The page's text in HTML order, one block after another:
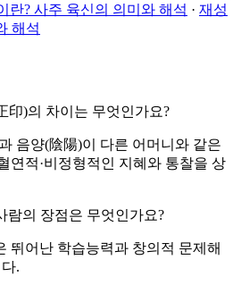
란? 사주 육신의 의미와 해석 · 재성
해석
印)의 차이는 무엇인가요?
음양(陰陽)이 다른 어머니와 같은
연적·비정형적인 지혜와 통찰을 상
람의 장점은 무엇인가요?
뛰어난 학습능력과 창의적 문제해
.